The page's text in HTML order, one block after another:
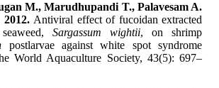
M., Marudhupandi T., Palavesam A.
Antiviral effect of fucoidan extracted
Sargassum wightii, on shrimp
postlarvae against white spot syndrome
World Aquaculture Society, 43(5): 697–